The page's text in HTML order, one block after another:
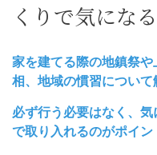
くりで気にな
家を建てる際の地鎮祭
相、地域の慣習について
必ず行う必要はなく、
で取り入れるのがポイン